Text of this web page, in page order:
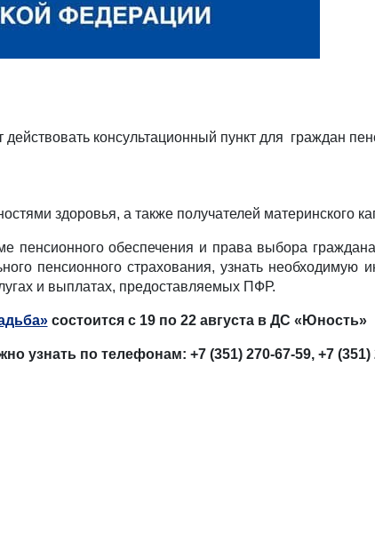
консультационный пункт для граждан
здоровья, а также получателей материнского
пенсионного обеспечения и права выбора
пенсионного страхования, узнать
и выплатах, предоставляемых ПФР.
состоится с 19 по 22 августа в ДС «Юность»
по телефонам: +7 (351) 270-67-59, +7 (351)